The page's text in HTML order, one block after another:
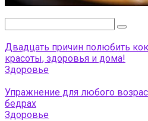
Двадцать причин полюбить
красоты, здоровья и дома!
Здоровье
Упражнение для любого
бедрах
Здоровье